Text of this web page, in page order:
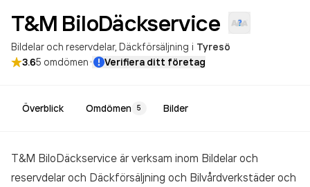
T&M BiloDäckservice
Bildelar och reservdelar Däckförsäljning i Tyresö
3.65 omdömen· Verifiera ditt företag
Överblick Omdömen 5 Bilder
T&M BiloDäckservice är verksam inom Bildelar och
reservdelar och Däckförsäljning och Bilvårdverkstäder och